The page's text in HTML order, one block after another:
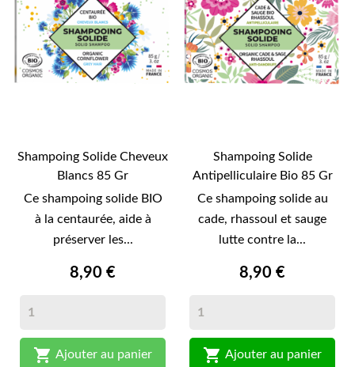
Shampoing Solide Cheveux
Blancs 85 Gr
Ce shampoing solide BIO
à la centaurée, aide à
préserver les...
8,90 €
 Ajouter au panier
Shampoing Solide
Antipelliculaire Bio 85 Gr
Ce shampoing solide au
cade, rhassoul et sauge
lutte contre la...
8,90 €
 Ajouter au panier